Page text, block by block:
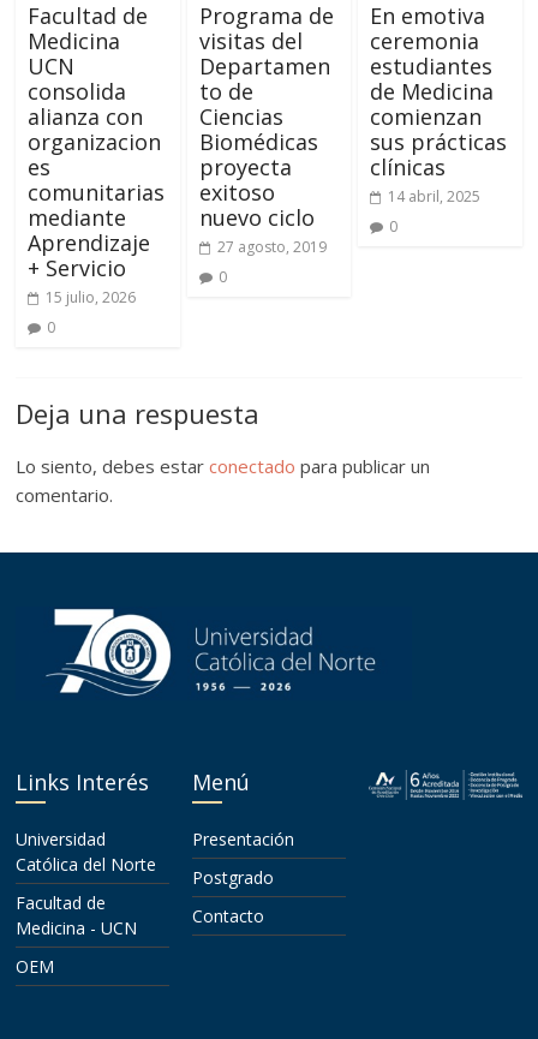
Facultad de
Medicina
UCN
consolida
alianza con
organizacion
es
comunitarias
mediante
Aprendizaje
+ Servicio
15 julio, 2026
0
Programa de
visitas del
Departamen
to de
Ciencias
Biomédicas
proyecta
exitoso
nuevo ciclo
27 agosto, 2019
0
En emotiva
ceremonia
estudiantes
de Medicina
comienzan
sus prácticas
clínicas
14 abril, 2025
0
Deja una respuesta
Lo siento, debes estarconectado para publicar un
comentario.
Links Interés
Universidad
Católica del Norte
Facultad de
Medicina - UCN
OEM
Menú
Presentación
Postgrado
Contacto